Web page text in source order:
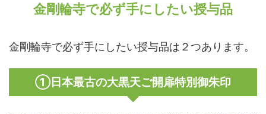
金剛輪寺で必ず手にしたい授与品
金剛輪寺で必ず手にしたい授与品は２つあります。
①日本最古の大黒天ご開扉特別御朱印